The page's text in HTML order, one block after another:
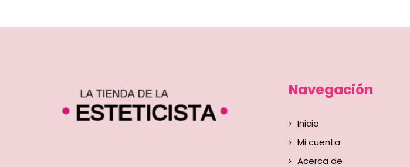
Navegación
Inicio
Mi cuenta
Acerca de